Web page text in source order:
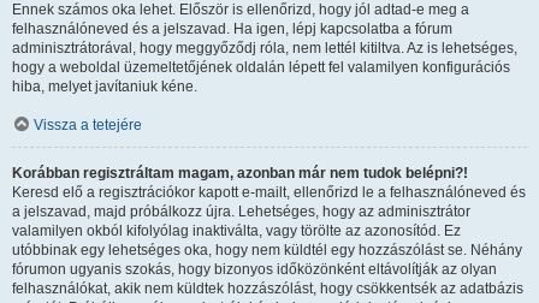
Ennek számos oka lehet. Először is ellenőrizd, hogy jól adtad-e meg a
felhasználóneved és a jelszavad. Ha igen, lépj kapcsolatba a fórum
adminisztrátorával, hogy meggyőződj róla, nem lettél kitiltva. Az is lehetséges,
hogy a weboldal üzemeltetőjének oldalán lépett fel valamilyen konfigurációs
hiba, melyet javítaniuk kéne.
Vissza a tetejére
Korábban regisztráltam magam, azonban már nem tudok belépni?!
Keresd elő a regisztrációkor kapott e-mailt, ellenőrizd le a felhasználóneved és
a jelszavad, majd próbálkozz újra. Lehetséges, hogy az adminisztrátor
valamilyen okból kifolyólag inaktiválta, vagy törölte az azonosítód. Ez
utóbbinak egy lehetséges oka, hogy nem küldtél egy hozzászólást se. Néhány
fórumon ugyanis szokás, hogy bizonyos időközönként eltávolítják az olyan
felhasználókat, akik nem küldtek hozzászólást, hogy csökkentsék az adatbázis